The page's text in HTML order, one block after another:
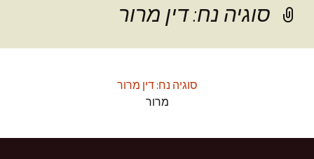
סוגיה נח: דין מרור
סוגיה נח: דין מרור
מרור